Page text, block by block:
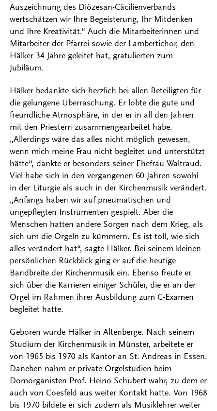
Auszeichnung des Diözesan-Cäcilienverbands
wertschätzen wir Ihre Begeisterung, Ihr Mitdenken
und Ihre Kreativität.“ Auch die Mitarbeiterinnen und
Mitarbeiter der Pfarrei sowie der Lambertichor, den
Hälker 34 Jahre geleitet hat, gratulierten zum
Jubiläum.
Hälker bedankte sich herzlich bei allen Beteiligten für
die gelungene Überraschung. Er lobte die gute und
freundliche Atmosphäre, in der er in all den Jahren
mit den Priestern zusammengearbeitet habe.
„Allerdings wäre das alles nicht möglich gewesen,
wenn mich meine Frau nicht begleitet und unterstützt
hätte“, dankte er besonders seiner Ehefrau Waltraud.
Viel habe sich in den vergangenen 60 Jahren sowohl
in der Liturgie als auch in der Kirchenmusik verändert.
„Anfangs haben wir auf pneumatischen und
ungepflegten Instrumenten gespielt. Aber die
Menschen hatten andere Sorgen nach dem Krieg, als
sich um die Orgeln zu kümmern. Es ist toll, wie sich
alles verändert hat“, sagte Hälker. Bei seinem kleinen
persönlichen Rückblick ging er auf die heutige
Bandbreite der Kirchenmusik ein. Ebenso freute er
sich über die Karrieren einiger Schüler, die er an der
Orgel im Rahmen ihrer Ausbildung zum C-Examen
begleitet hatte.
Geboren wurde Hälker in Altenberge. Nach seinem
Studium der Kirchenmusik in Münster, arbeitete er
von 1965 bis 1970 als Kantor an St. Andreas in Essen.
Daneben nahm er private Orgelstudien beim
Domorganisten Prof. Heino Schubert wahr, zu dem er
auch von Coesfeld aus weiter Kontakt hatte. Von 1968
bis 1970 bildete er sich zudem als Musiklehrer weiter